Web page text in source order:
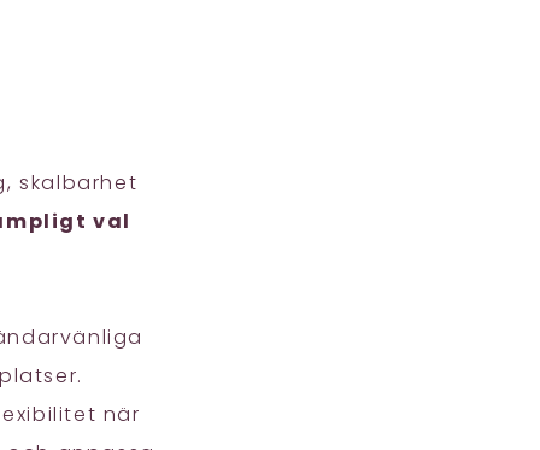
skalbarhet
val
när